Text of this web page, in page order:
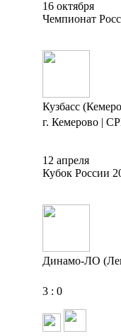
16 октября
Чемпионат
Кузбасс
г. Кемерово |
12 апреля
Кубок России
Динамо-ЛО
3 : 0